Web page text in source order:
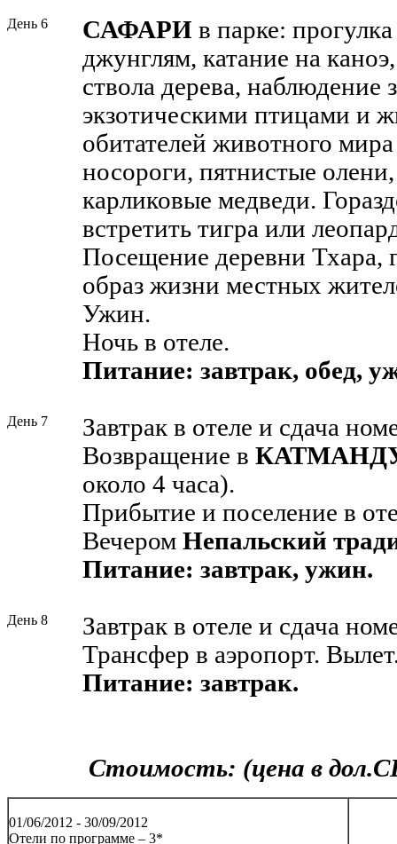
День 6 САФАРИ в парке:
джунглям, катание на
ствола дерева, наблюдение
экзотическими птицами и
обитателей животного
носороги, пятнистые
карликовые медведи.
встретить тигра или
Посещение деревни Тхара,
образ жизни местных
Ужин.
Ночь в отеле.
Питание: завтрак, обед,
День 7
Завтрак в отеле и сдача
Возвращение в
около 4 часа).
Прибытие и поселение в
Вечером Непальский
Питание: завтрак, ужин.
День 8
Завтрак в отеле и сдача
Трансфер в аэропорт.
Питание: завтрак.
Стоимость: (цена в
01/06/2012 - 30/09/2012
Отели по программе – 3*